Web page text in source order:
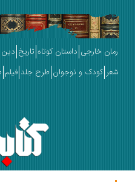
خارجی داستان کوتاه تاریخ دین و
کودک و نوجوان طرح جلد فیلم طنز